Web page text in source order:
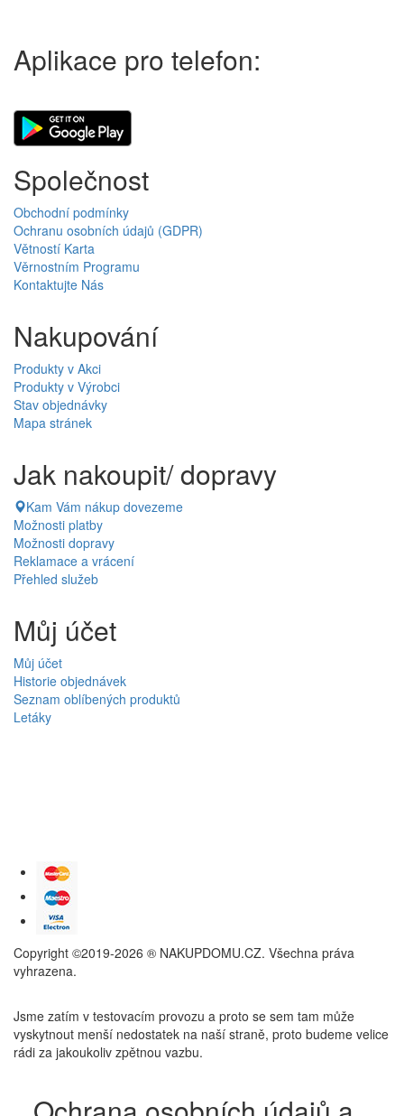
Aplikace pro telefon:
Společnost
Obchodní podmínky
Ochranu osobních údajů (GDPR)
Větností Karta
Věrnostním Programu
Kontaktujte Nás
Nakupování
Produkty v Akci
Produkty v Výrobci
Stav objednávky
Mapa stránek
Jak nakoupit/ dopravy
Kam Vám nákup dovezeme
Možnosti platby
Možnosti dopravy
Reklamace a vrácení
Přehled služeb
Můj účet
Můj účet
Historie objednávek
Seznam oblíbených produktů
Letáky
Copyright ©2019-2026 ® NAKUPDOMU.CZ. Všechna práva
vyhrazena.
Jsme zatím v testovacím provozu a proto se sem tam může
vyskytnout menší nedostatek na naší straně, proto budeme velice
rádi za jakoukoliv zpětnou vazbu.